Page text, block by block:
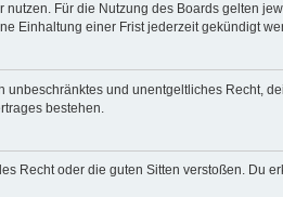
Für die Nutzung des Boards gelten
Einhaltung einer Frist jederzeit gekündigt
und unentgeltliches Recht,
bestehen.
Recht oder die guten Sitten verstoßen. Du